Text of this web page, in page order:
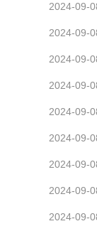
2024-09-
2024-09-
2024-09-
2024-09-
2024-09-
2024-09-
2024-09-
2024-09-
2024-09-